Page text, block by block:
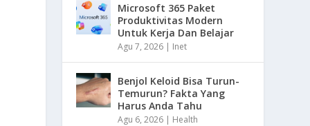
Microsoft 365 Paket
Produktivitas Modern
Untuk Kerja Dan Belajar
Agu 7, 2026 | Inet
Benjol Keloid Bisa Turun-
Temurun? Fakta Yang
Harus Anda Tahu
Agu 6, 2026 | Health